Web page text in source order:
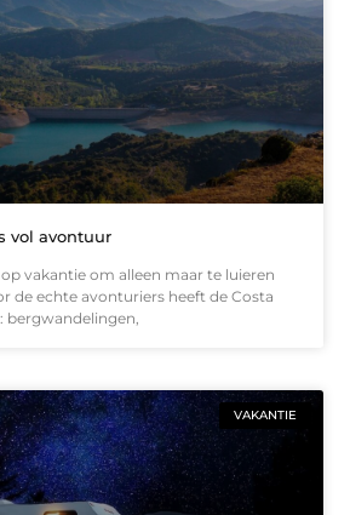
vol avontuur
vakantie om alleen maar te luieren
de echte avonturiers heeft de Costa
bergwandelingen,
VAKANTIE